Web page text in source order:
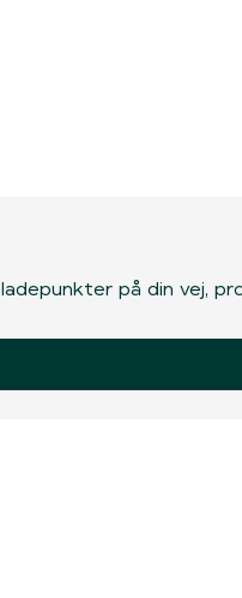
på din vej,